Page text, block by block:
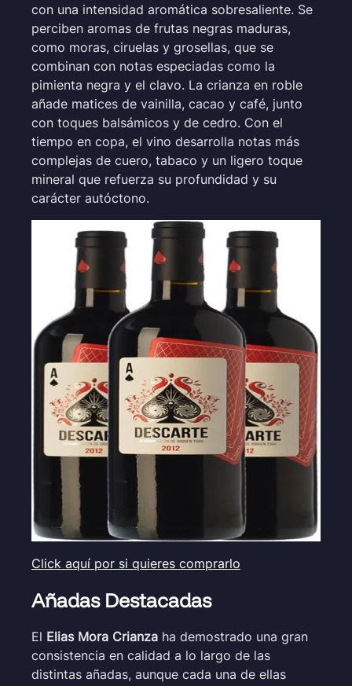
con una intensidad aromática sobresaliente. Se
perciben aromas de frutas negras maduras,
como moras, ciruelas y grosellas, que se
combinan con notas especiadas como la
pimienta negra y el clavo. La crianza en roble
añade matices de vainilla, cacao y café, junto
con toques balsámicos y de cedro. Con el
tiempo en copa, el vino desarrolla notas más
complejas de cuero, tabaco y un ligero toque
mineral que refuerza su profundidad y su
carácter autóctono.
Click aquí por si quieres comprarlo
Añadas Destacadas
El Elias Mora Crianza ha demostrado una gran
consistencia en calidad a lo largo de las
distintas añadas, aunque cada una de ellas